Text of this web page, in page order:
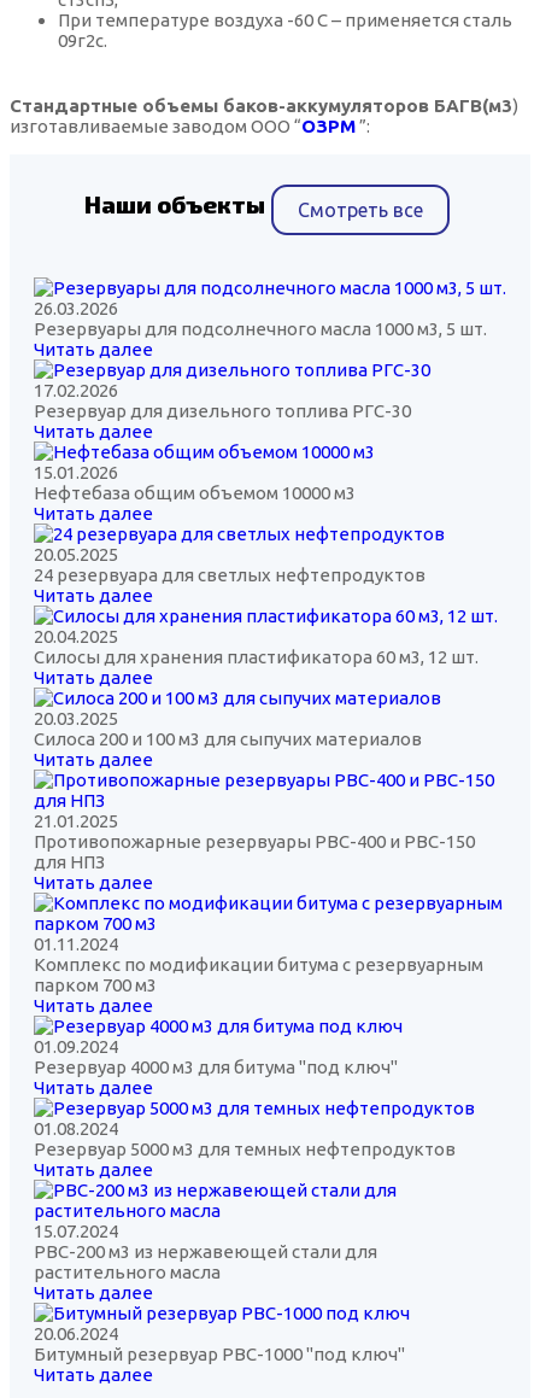
При температуре воздуха -60 С – применяется сталь
09г2с.
Стандартные объемы баков-аккумуляторов БАГВ(м3)
изготавливаемые заводом ООО “ОЗРМ”:
Наши объекты Смотреть все
26.03.2026
Резервуары для подсолнечного масла 1000 м3, 5 шт.
Читать далее
17.02.2026
Резервуар для дизельного топлива РГС-30
Читать далее
15.01.2026
Нефтебаза общим объемом 10000 м3
Читать далее
20.05.2025
24 резервуара для светлых нефтепродуктов
Читать далее
20.04.2025
Силосы для хранения пластификатора 60 м3, 12 шт.
Читать далее
20.03.2025
Силоса 200 и 100 м3 для сыпучих материалов
Читать далее
21.01.2025
Противопожарные резервуары РВС-400 и РВС-150
для НПЗ
Читать далее
01.11.2024
Комплекс по модификации битума с резервуарным
парком 700 м3
Читать далее
01.09.2024
Резервуар 4000 м3 для битума "под ключ"
Читать далее
01.08.2024
Резервуар 5000 м3 для темных нефтепродуктов
Читать далее
15.07.2024
РВС-200 м3 из нержавеющей стали для
растительного масла
Читать далее
20.06.2024
Битумный резервуар РВС-1000 "под ключ"
Читать далее